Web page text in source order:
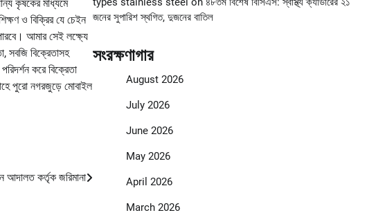
কৃষকের মাধ্যমে
ও বিক্রির যে চেইন
আমার সেই লক্ষ্যে
সবজি বিক্রেতাসহ
করে বিক্রেতা
পুরো নগরজুড়ে মোবাইল
আদালত কর্তৃক জরিমানা
জনের সুপারিশ স্থগিত, দুজনের বাতিল
সংরক্ষণাগার
August 2026
July 2026
June 2026
May 2026
April 2026
March 2026